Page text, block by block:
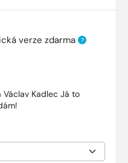
verze zdarma ?
Václav Kadlec Já to